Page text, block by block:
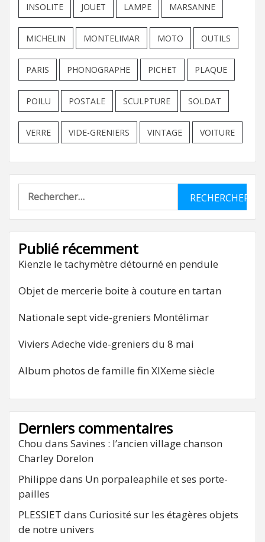
INSOLITE JOUET LAMPE MARSANNE
MICHELIN MONTELIMAR MOTO OUTILS
PARIS PHONOGRAPHE PICHET PLAQUE
POILU POSTALE SCULPTURE SOLDAT
VERRE VIDE-GRENIERS VINTAGE VOITURE
Rechercher :
Publié récemment
Kienzle le tachymètre détourné en pendule
Objet de mercerie boite à couture en tartan
Nationale sept vide-greniers Montélimar
Viviers Adeche vide-greniers du 8 mai
Album photos de famille fin XIXeme siècle
Derniers commentaires
Chou dans Savines : l’ancien village chanson
Charley Dorelon
Philippe dans Un porpaleaphile et ses porte-
pailles
PLESSIET dans Curiosité sur les étagères objets
de notre univers